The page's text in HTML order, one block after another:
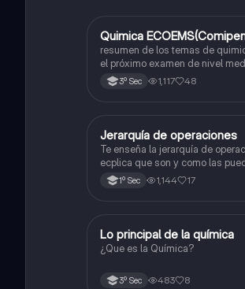
Química
Quimica
resumen de los temas de
el próximo examen de nivel
metropolitana de el valle de
3º Sec 1,117 48
Matemáticas
Jerarquía de operaciones
Te enseña la jerarquía de
ecplica que son y como las
1º Sec 1,144 17
Química
Lo principal de la química
¿Que es la Química?
3º Sec 483 8